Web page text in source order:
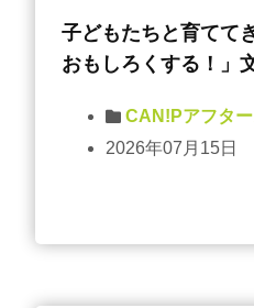
子どもたちと育てて
おもしろくする！」
CAN!Pアフタ
2026年07月15日